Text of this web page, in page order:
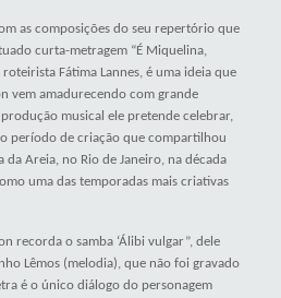
as composições do seu repertório que
curta-metragem “É Miquelina,
Fátima Lannes, é uma ideia que
vem amadurecendo com grande
musical ele pretende celebrar,
período de criação que compartilhou
da Areia, no Rio de Janeiro, na década
uma das temporadas mais criativas
recorda o samba ‘Álibi vulgar”, dele
Lêmos (melodia), que não foi gravado
é o único diálogo do personagem